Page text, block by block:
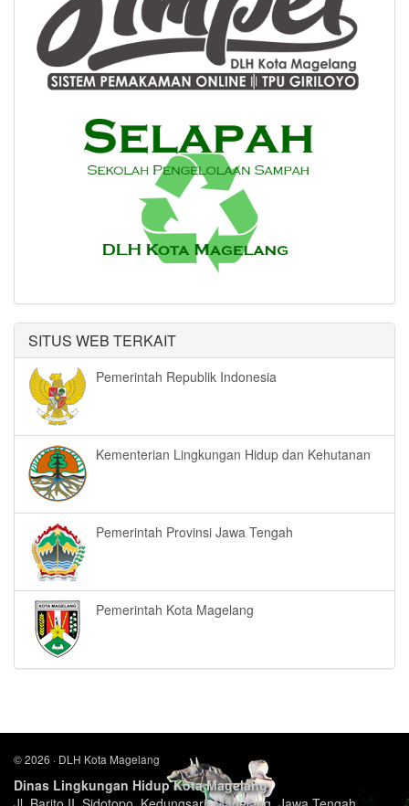
SITUS WEB TERKAIT
Pemerintah Republik Indonesia
Kementerian Lingkungan Hidup dan Kehutanan
Pemerintah Provinsi Jawa Tengah
Pemerintah Kota Magelang
© 2026 · DLH Kota Magelang
Dinas Lingkungan Hidup Kota Magelang